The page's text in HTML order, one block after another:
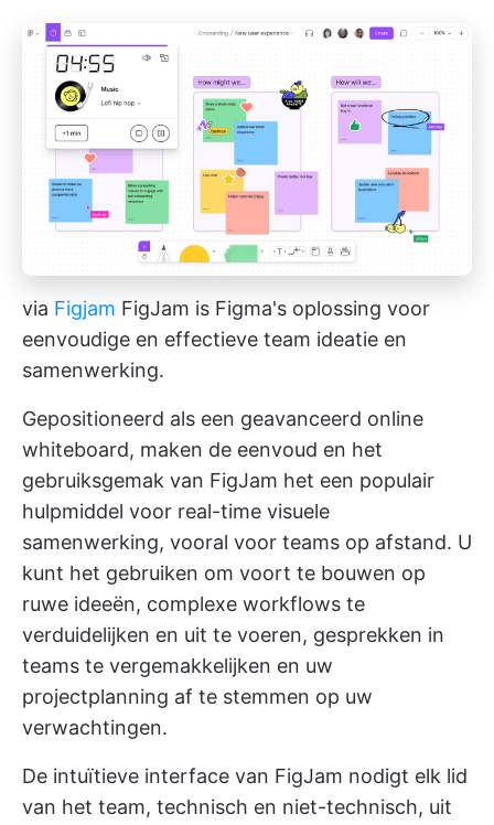
via Figjam FigJam is Figma's oplossing voor
eenvoudige en effectieve team ideatie en
samenwerking.
Gepositioneerd als een geavanceerd online
whiteboard, maken de eenvoud en het
gebruiksgemak van FigJam het een populair
hulpmiddel voor real-time visuele
samenwerking, vooral voor teams op afstand. U
kunt het gebruiken om voort te bouwen op
ruwe ideeën, complexe workflows te
verduidelijken en uit te voeren, gesprekken in
teams te vergemakkelijken en uw
projectplanning af te stemmen op uw
verwachtingen.
De intuïtieve interface van FigJam nodigt elk lid
van het team, technisch en niet-technisch, uit